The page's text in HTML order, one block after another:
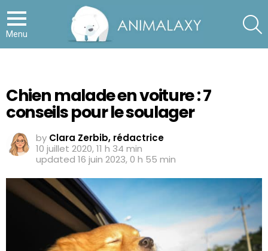
Menu
Chien malade en voiture : 7
conseils pour le soulager
by Clara Zerbib, rédactrice
10 juillet 2020, 11 h 34 min
updated 16 juin 2023, 0 h 55 min